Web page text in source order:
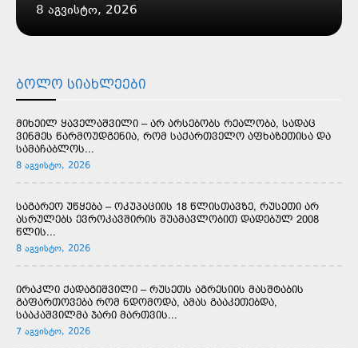
8 აგვისტო, 2026
ᲑᲝᲚᲝ ᲡᲘᲐᲮᲚᲔᲔᲑᲘ
მიხეილ ყაველაშვილი – არ არსებობს რეალობა, სადაც
ვინმეს წარმოუდგენია, რომ საქართველო აფხაზეთისა და
სამაჩაბლოს...
8 აგვისტო, 2026
საგარეო უწყება – ოკუპაციის 18 წლისთავზე, რუსეთი არ
ასრულებს ევროკავშირის შუამავლობით დადებულ 2008
წლის...
8 აგვისტო, 2026
ირაკლი ქადაგიშვილი – რუსეთს აგრესიის მასშტაბის
გაფართოვება რომ ნდომოდა, ამას გააკეთებდა,
სააკაშვილმა ჯარი მართვის...
7 აგვისტო, 2026